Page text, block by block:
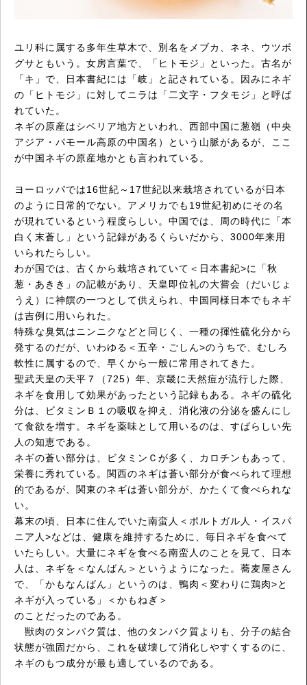
ユリ科に属する多年生草木で、別名をメブカ、ネネ、ウツボ
グサともいう。女房言葉で、「ヒトモジ」といった。古名が
「キ」で、日本書紀には「岐」と記されている。因みにネギ
の「ヒトモジ」に対してニラは「二文字・フタモジ」と呼ば
れていた。
ネギの原産はシベリア地方といわれ、西部中国に葱嶺（中央
アジア・パモール高原の中国名）という山脈があるが、ここ
が中国ネギの原産地かとも言われている。
ヨーロッパでは16世紀～17世紀以来栽培されているが日本
のように日常的でない。アメリカでも19世紀初めにその名
が現れているという程度らしい。中国では、周の時代に「本
白く末蒼し」という記録があるくらいだから、3000年来用
いられたらしい。
わが国では、古くから栽培されていて＜日本書紀>に「秋
葱・あきき」の記載があり、天皇即位礼の大嘗会（だいじょ
うえ）に神饌の一つとして供えられ、中国同様日本でもネギ
は吉例に用いられた。
特殊な臭気はニンニクなどと同じく、一種の揮性硫化分から
発するのだが、いわゆる＜五辛・ごしん>のうちで、むしろ
軟性に属するので、早くから一般に常用されてきた。
聖武天皇の天平７（725）年、京畿に天然痘が流行した際、
ネギを食用して効果があったという記録もある。ネギの硫化
分は、ビタミンＢ１の吸収を抑え、消化液の分泌を盛んにし
て食欲を増す。ネギを薬味として用いるのは、すばらしい先
人の知恵である。
ネギの蒼い部分は、ビタミンＣが多く、カロチンもあって、
栄養に秀れている。関西のネギは蒼い部分が食べられて理想
的であるが、関東のネギは蒼い部分が、かたくて食べられな
い。
幕末の頃、日本に住んでいた南蛮人＜ポルトガル人・イスパ
ニア人>などは、健康を維持するために、毎日ネギを食べて
いたらしい。大量にネギを食べる南蛮人のことを見て、日本
人は、ネギを＜なんばん＞というようになった。蕎麦屋さん
で、「かもなんばん」というのは、鴨肉＜変わりに鶏肉>と
ネギが入っている」＜かもねぎ＞
のことだったのである。
獣肉のタンパク質は、他のタンパク質よりも、分子の結合
状態が強固だから、これを破壊して消化しやすくするのに、
ネギのもつ成分が最も適しているのである。